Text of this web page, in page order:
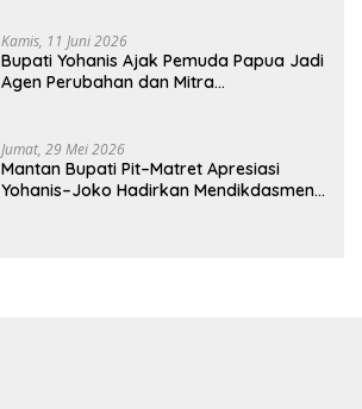
Kamis, 11 Juni 2026
Bupati Yohanis Ajak Pemuda Papua Jadi
Agen Perubahan dan Mitra
Jumat, 29 Mei 2026
Mantan Bupati Pit–Matret Apresiasi
Yohanis–Joko Hadirkan Mendikdasmen